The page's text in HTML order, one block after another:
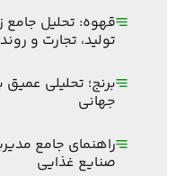
قهوه: تحلیل جامع
تولید، تجارت و
برنج؛ تحلیلی عمیق
جهانی
راهنمای جامع
صنایع غذایی